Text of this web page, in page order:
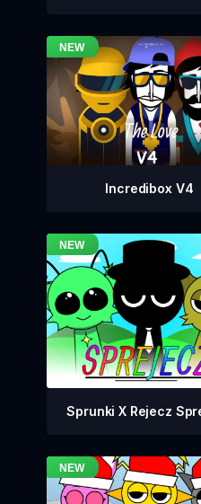
Incredibox V4
Sprunki X Rejecz